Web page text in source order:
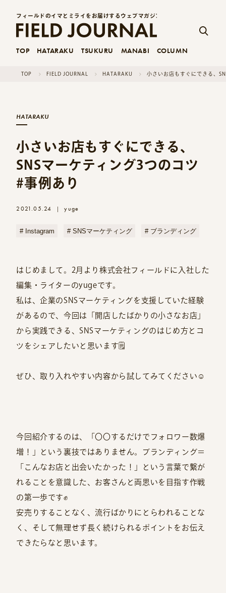
フィールドのイマとミライをお届けするウェブマガジン
TOP HATARAKU TSUKURU MANABI COLUMN
TOP FIELD JOURNAL HATARAKU 小さいお店もすぐにできる、
HATARAKU
小さいお店もすぐにできる、
SNSマーケティング3つのコツ
#事例あり
2021.05.24 yuge
Instagram SNSマーケティング ブランディング
はじめまして。2月より株式会社フィールドに入社した
編集・ライターのyugeです。
私は、企業のSNSマーケティングを支援していた経験
があるので、今回は「開店したばかりの小さなお店」
から実践できる、SNSマーケティングのはじめ方とコ
ツをシェアしたいと思います🗒
ぜひ、取り入れやすい内容から試してみてください☺️
今回紹介するのは、「〇〇するだけでフォロワー数爆
増！」という裏技ではありません。ブランディング＝
「こんなお店と出会いたかった！」という言葉で繋が
れることを意識した、お客さんと両思いを目指す作戦
の第一歩です✊
安売りすることなく、流行ばかりにとらわれることな
く、そして無理せず長く続けられるポイントをお伝え
できたらなと思います。